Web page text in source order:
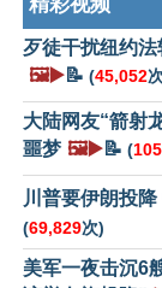
歹徒干扰纽约
🖼️▶️📝 (45,052
大陆网友“箭射
噩梦 🖼️▶️📝 (
川普要伊朗投
(69,829次)
美军一夜击沉6